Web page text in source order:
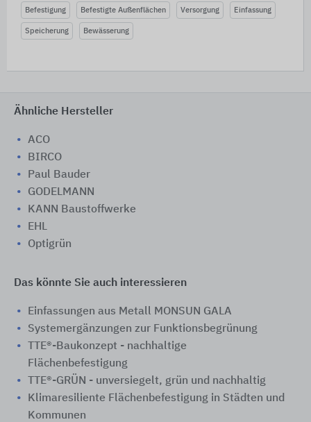
Befestigung Befestigte Außenflächen Versorgung Einfassung
Speicherung Bewässerung
Ähnliche Hersteller
ACO
BIRCO
Paul Bauder
GODELMANN
KANN Baustoffwerke
EHL
Optigrün
Das könnte Sie auch interessieren
Einfassungen aus Metall MONSUN GALA
Systemergänzungen zur Funktionsbegrünung
TTE®-Baukonzept - nachhaltige
Flächenbefestigung
TTE®-GRÜN - unversiegelt, grün und nachhaltig
Klimaresiliente Flächenbefestigung in Städten und
Kommunen